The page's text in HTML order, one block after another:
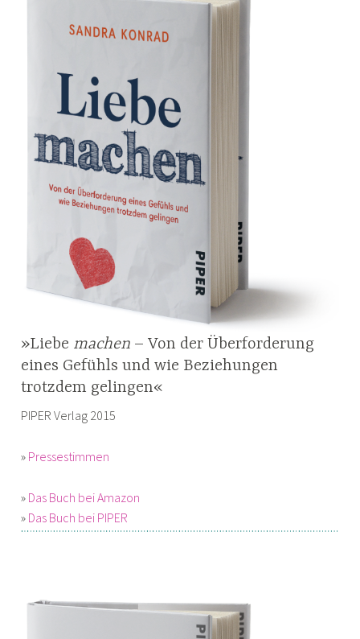
»Liebe machen – Von der Überforderung
eines Gefühls und wie Beziehungen
trotzdem gelingen«
PIPER Verlag 2015
» Pressestimmen
» Das Buch bei Amazon
» Das Buch bei PIPER